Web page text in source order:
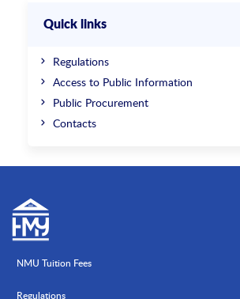
Quick links
Regulations
Access to Public Information
Public Procurement
Contacts
NMU Tuition Fees
Regulations